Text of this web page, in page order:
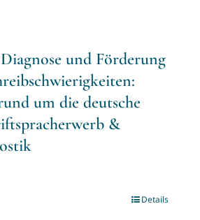
und Förderung
um die deutsche
&
Details